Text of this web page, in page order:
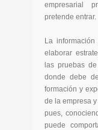
empresarial
pretende entrar.
La
elaborar
las pruebas
donde debe
formación y
de la empresa
pues,
puede